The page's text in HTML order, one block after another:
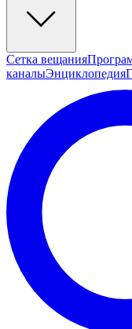
Сетка вещания
каналыЭнциклопедия